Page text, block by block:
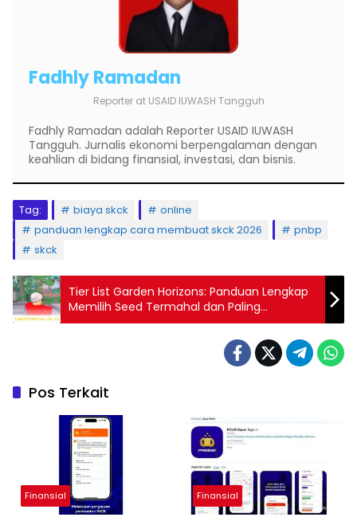
Fadhly Ramadan
Reporter at USAID IUWASH Tangguh
Fadhly Ramadan adalah Reporter USAID IUWASH
Tangguh. Jurnalis ekonomi berpengalaman dengan
keahlian di bidang finansial, investasi, dan bisnis.
Tag: biaya skck
online
panduan lengkap cara membuat skck 2026
pnbp
skck
Tier List Garden Horizons: Panduan Lengkap
Memilih Seed Termahal dan Paling
Menguntungkan untuk Petani Pemula
Pos Terkait
Finansial Finansial